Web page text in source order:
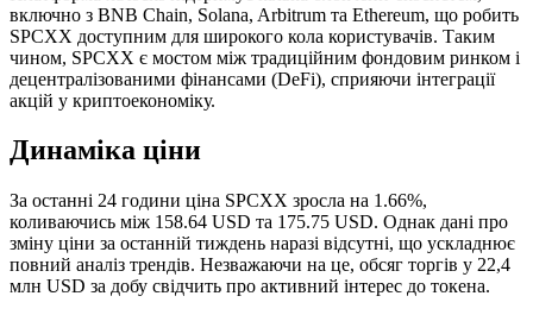
включно з BNB Chain, Solana, Arbitrum та Ethereum, що робить
SPCXX доступним для широкого кола користувачів. Таким
чином, SPCXX є мостом між традиційним фондовим ринком і
децентралізованими фінансами (DeFi), сприяючи інтеграції
акцій у криптоекономіку.
Динаміка ціни
За останні 24 години ціна SPCXX зросла на 1.66%,
коливаючись між 158.64 USD та 175.75 USD. Однак дані про
зміну ціни за останній тиждень наразі відсутні, що ускладнює
повний аналіз трендів. Незважаючи на це, обсяг торгів у 22,4
млн USD за добу свідчить про активний інтерес до токена.